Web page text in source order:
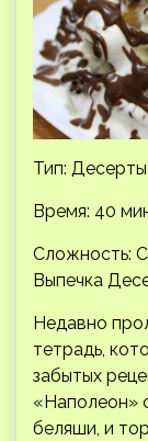
Тип: Десерты
Время: 40
Сложность:
Выпечка
Недавно
тетрадь,
забытых
«Наполеон»
беляши, и